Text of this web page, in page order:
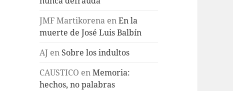
JMF Martikorena enEn la
muerte de José Luis Balbín
AJ en Sobre los indultos
CAUSTICO enMemoria:
hechos, no palabras